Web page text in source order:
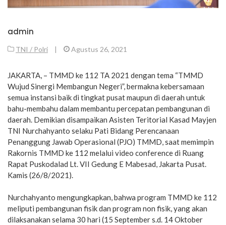
admin
TNI / Polri | Agustus 26, 2021
JAKARTA, – TMMD ke 112 TA 2021 dengan tema “TMMD
Wujud Sinergi Membangun Negeri”, bermakna kebersamaan
semua instansi baik di tingkat pusat maupun di daerah untuk
bahu-membahu dalam membantu percepatan pembangunan di
daerah. Demikian disampaikan Asisten Teritorial Kasad Mayjen
TNI Nurchahyanto selaku Pati Bidang Perencanaan
Penanggung Jawab Operasional (PJO) TMMD, saat memimpin
Rakornis TMMD ke 112 melalui video conference di Ruang
Rapat Puskodalad Lt. VII Gedung E Mabesad, Jakarta Pusat.
Kamis (26/8/2021).
Nurchahyanto mengungkapkan, bahwa program TMMD ke 112
meliputi pembangunan fisik dan program non fisik, yang akan
dilaksanakan selama 30 hari (15 September s.d. 14 Oktober